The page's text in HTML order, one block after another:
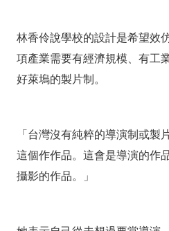
林香伶說學校的設計是希望效
項產業需要有經濟規模、有工
好萊塢的製片制。
「台灣沒有純粹的導演制或
這個作作品。這會是導演的作
攝影的作品。」